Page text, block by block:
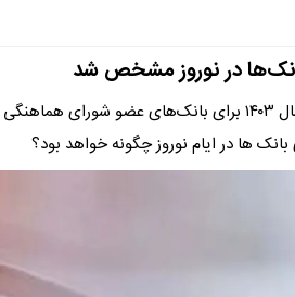
در نوروز مشخص شد
ها در ایام نوروز چگونه خواهد بود؟